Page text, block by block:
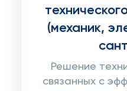
(механик,
Решение
связанных с